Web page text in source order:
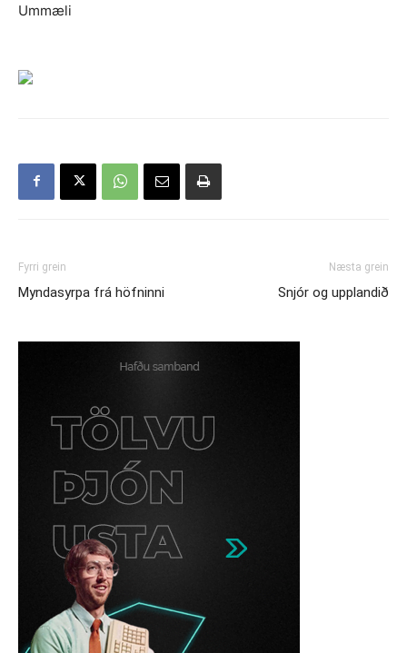
Ummæli
Fyrri grein
Myndasyrpa frá höfninni
Næsta grein
Snjór og upplandið